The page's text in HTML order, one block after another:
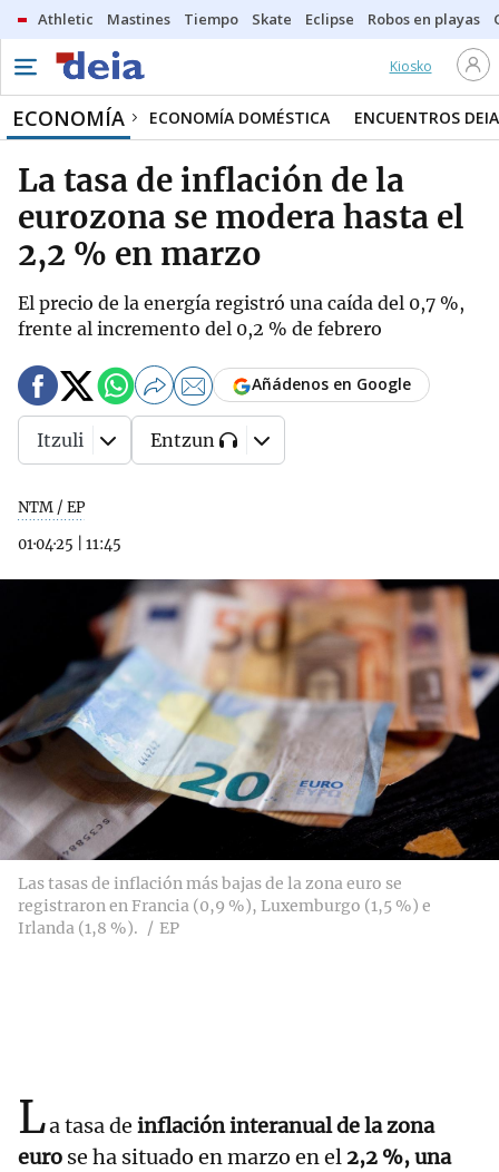
Athletic Mastines Tiempo Skate Eclipse Robos en playas
Kiosko
ECONOMÍA ECONOMÍA DOMÉSTICA ENCUENTROS DEIA
La tasa de inflación de la
eurozona se modera hasta el
2,2 % en marzo
El precio de la energía registró una caída del 0,7 %,
frente al incremento del 0,2 % de febrero
NTM / EP
01·04·25
11:45
Añádenos en Google
Itzuli Entzun
Las tasas de inflación más bajas de la zona euro se
registraron en Francia (0,9 %), Luxemburgo (1,5 %) e
Irlanda (1,8 %).
EP
La tasa de inflación interanual de la zona
euro se ha situado en marzo en el 2,2 %, una